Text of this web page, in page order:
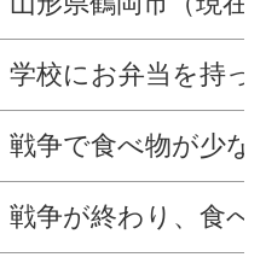
学校にお弁当を持
戦争で食べ物が少
戦争が終わり、食べ